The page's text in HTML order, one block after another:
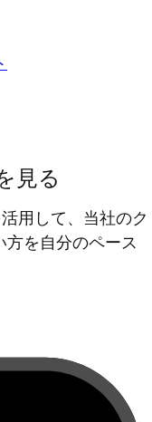
見る
用して、当社のク
方を自分のペース